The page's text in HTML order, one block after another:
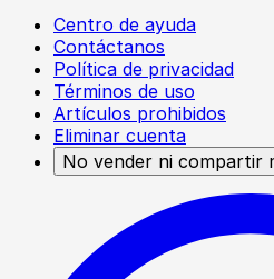
Centro de ayuda
Contáctanos
Política de privacidad
Términos de uso
Artículos prohibidos
Eliminar cuenta
No vender ni compartir